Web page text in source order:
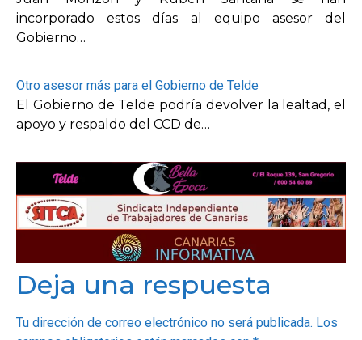
incorporado estos días al equipo asesor del
Gobierno…
Otro asesor más para el Gobierno de Telde
El Gobierno de Telde podría devolver la lealtad, el
apoyo y respaldo del CCD de…
Deja una respuesta
Tu dirección de correo electrónico no será publicada. Los